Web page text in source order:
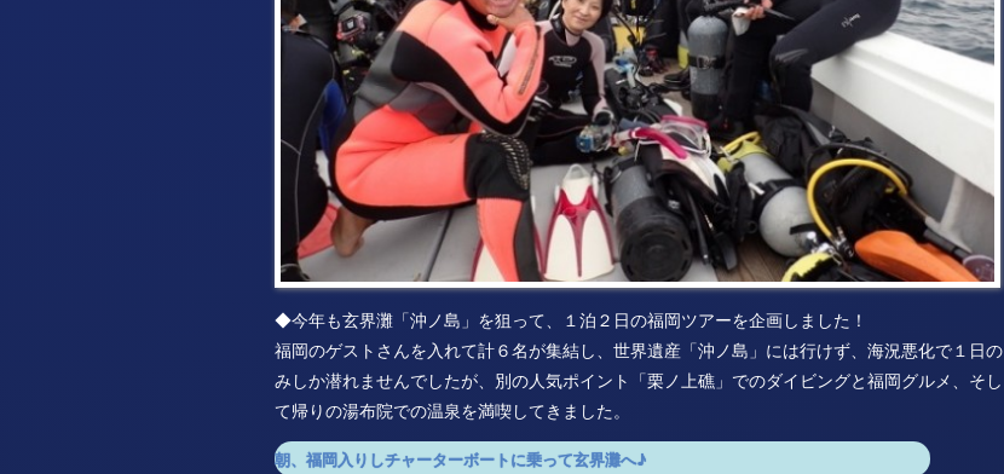
◆今年も玄界灘「沖ノ島」を狙って、１泊２日の福岡ツアーを企画しました！
福岡のゲストさんを入れて計６名が集結し、世界遺産「沖ノ島」には行けず、海況悪化で１日の
みしか潜れませんでしたが、別の人気ポイント「栗ノ上礁」でのダイビングと福岡グルメ、そし
て帰りの湯布院での温泉を満喫してきました。
朝、福岡入りしチャーターボートに乗って玄界灘へ♪